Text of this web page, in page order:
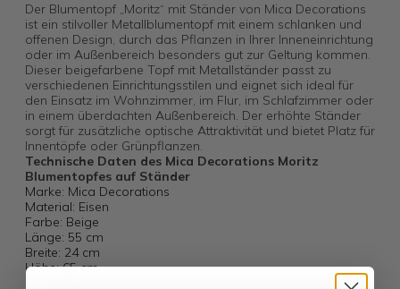
Der Blumentopf „Moritz“ mit Ständer von Mica Decorations
ist ein stilvoller Metallblumentopf mit einem schlanken und
offenen Design, durch das Pflanzen in Ihrer Inneneinrichtung
oder im Außenbereich besonders gut zur Geltung kommen.
Dieser beigefarbene Topf mit Metallständer passt zu
verschiedenen Einrichtungsstilen und eignet sich ideal für
den Einsatz im Wohnzimmer, im Flur, im Schlafzimmer oder
in einem überdachten Außenbereich. Der erhöhte Ständer
sorgt für zusätzliche optische Attraktivität und bietet Platz für
Innentöpfe oder Grünpflanzen.
Technische Daten des Mica Decorations Moritz
Blumentopfes auf Ständer
Marke: Mica Decorations
Material: Eisen
Farbe: Beige
Länge: 55 cm
Breite: 24 cm
Höhe: 65 cm